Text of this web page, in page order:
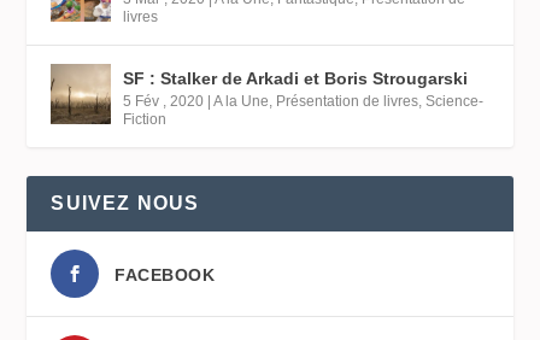
livres
SF : Stalker de Arkadi et Boris Strougarski
5 Fév , 2020 |A la Une, Présentation de livres,Science-
Fiction
SUIVEZ NOUS
FACEBOOK